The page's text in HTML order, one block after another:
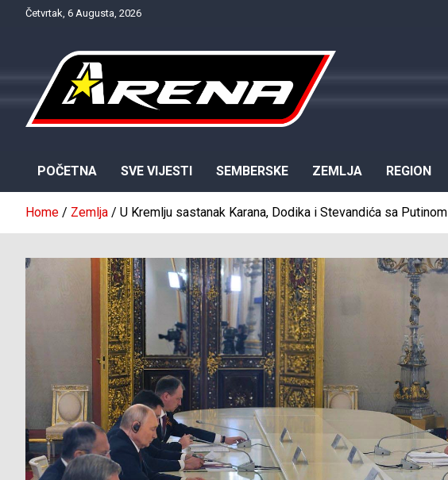
Četvrtak, 6 Augusta, 2026
POČETNA SVE VIJESTI SEMBERSKE ZEMLJA REGION
Home Zemlja U Kremlju sastanak Karana, Dodika i Stevandića sa Putinom